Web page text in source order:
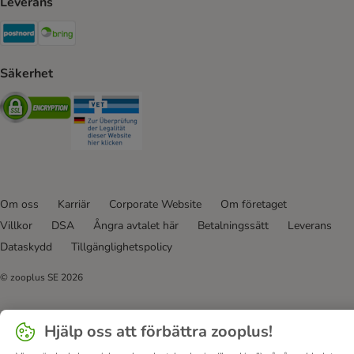
Postnord Shipping Method
Säkerhet
Security
Om oss Karriär Corporate Website
Om företaget
Villkor
DSA Ångra avtalet här Betalningssätt
Leverans
Dataskydd
Tillgänglighetspolicy
© zooplus SE 2026
Hjälp oss att förbättra zooplus!